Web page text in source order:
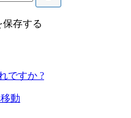
保存する
ですか ?
動